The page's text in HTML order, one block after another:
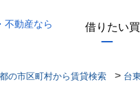
不動産なら
借りたい
の市区町村から賃貸検索 > 台